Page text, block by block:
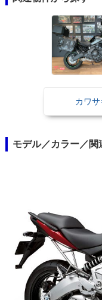
カワ
モデル／カラー／関